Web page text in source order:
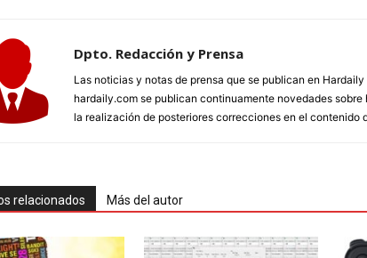
Dpto. Redacción y Prensa
Las noticias y notas de prensa que se publican en
hardaily.com se publican continuamente novedades
la realización de posteriores correcciones en el contenido
relacionados Más del autor